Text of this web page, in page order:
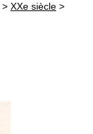
> XXe siècle >